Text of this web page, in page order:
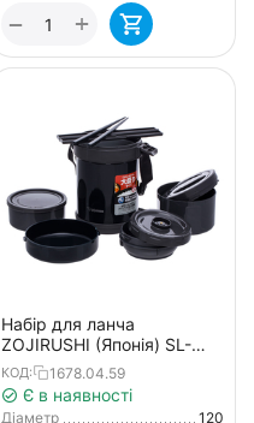
+
−
Набір для ланча
ZOJIRUSHI (Японія) SL-
GH18BA чорний
КОД: 1678.04.59
Є в наявності
Діаметр
120